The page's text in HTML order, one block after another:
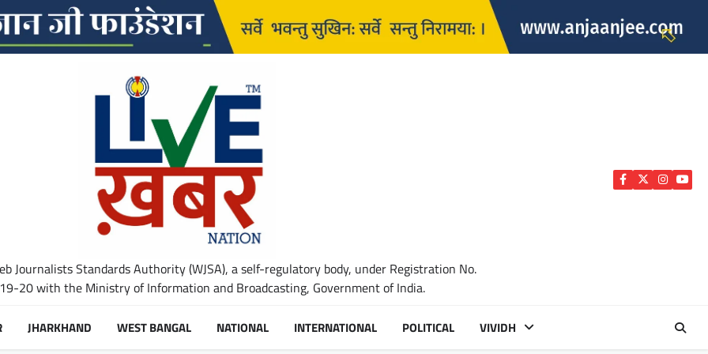
Journalists Standards Authority (WJSA), a self-regulatory body, under Registration No.
20 with the Ministry of Information and Broadcasting, Government of India.
Facebook
Twitter
JHARKHAND WEST BANGAL NATIONAL INTERNATIONAL POLITICAL VIVIDH